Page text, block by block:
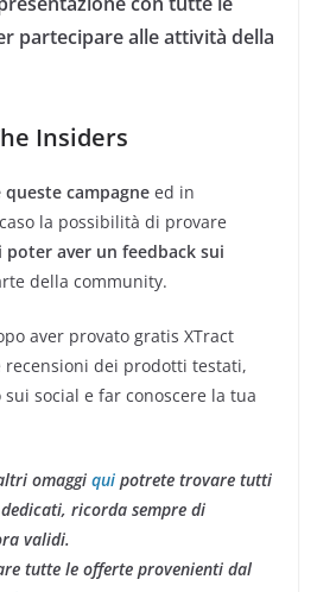
partecipare alle attività della
Insiders
campagne ed in
la possibilità di provare
poter aver un feedback sui
della community.
aver provato gratis XTract
dei prodotti testati,
social e far conoscere la tua
omaggi qui potrete trovare tutti
ricorda sempre di
validi.
tutte le offerte provenienti dal